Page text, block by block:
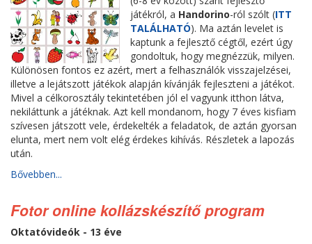
játékról, a Handorino-ról szólt (ITT
TALÁLHATÓ). Ma aztán levelet is
kaptunk a fejlesztő cégtől, ezért úgy
gondoltuk, hogy megnézzük, milyen.
Különösen fontos ez azért, mert a felhasználók visszajelzései,
illetve a lejátszott játékok alapján kívánják fejleszteni a játékot.
Mivel a célkorosztály tekintetében jól el vagyunk itthon látva,
nekiláttunk a játéknak. Azt kell mondanom, hogy 7 éves kisfiam
szívesen játszott vele, érdekelték a feladatok, de aztán gyorsan
elunta, mert nem volt elég érdekes kihívás. Részletek a lapozás
után.
Bővebben...
Fotor online kollázskészítő program
Oktatóvideók - 13 éve